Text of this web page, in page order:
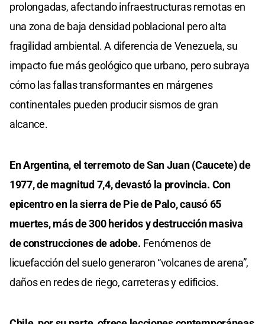
prolongadas, afectando infraestructuras remotas en
una zona de baja densidad poblacional pero alta
fragilidad ambiental. A diferencia de Venezuela, su
impacto fue más geológico que urbano, pero subraya
cómo las fallas transformantes en márgenes
continentales pueden producir sismos de gran
alcance.
En Argentina, el terremoto de San Juan (Caucete) de
1977, de magnitud 7,4, devastó la provincia. Con
epicentro en la sierra de Pie de Palo, causó 65
muertes, más de 300 heridos y destrucción masiva
de construcciones de adobe. Fenómenos de
licuefacción del suelo generaron “volcanes de arena”,
daños en redes de riego, carreteras y edificios.